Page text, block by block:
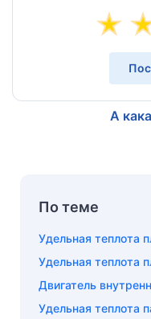
А
По теме
Удельная теплота
Удельная теплота
Двигатель
Удельная теплота